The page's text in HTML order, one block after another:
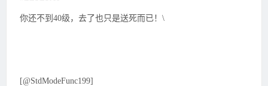
你还不到40级，去了也只是送死而已！\
[@StdModeFunc199]